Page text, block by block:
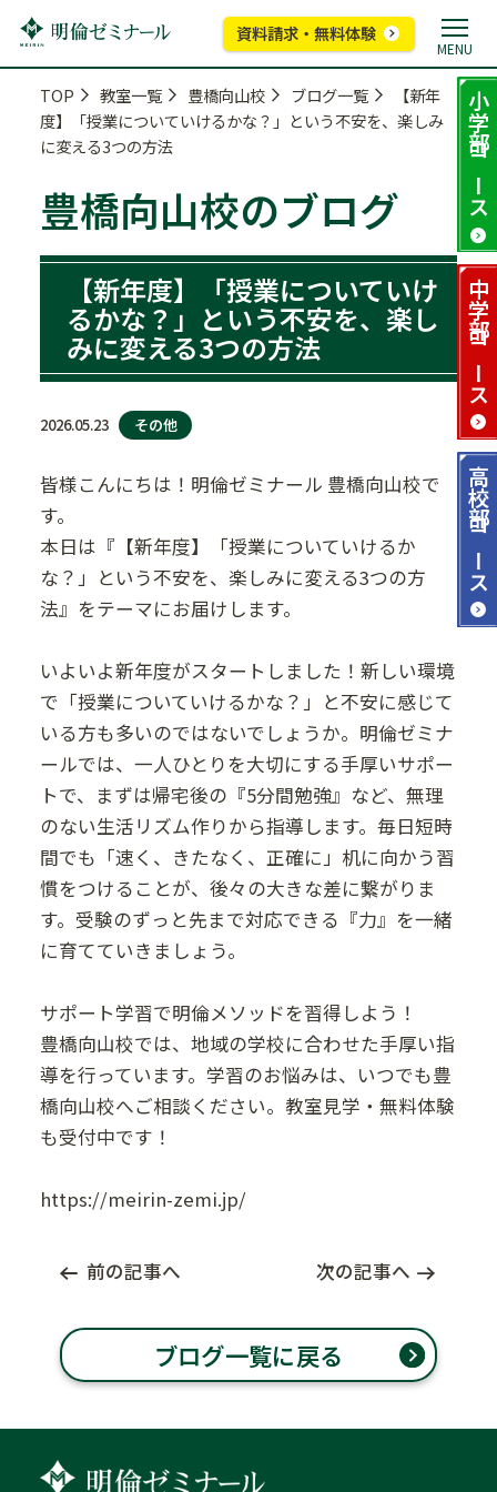
資料請求・無料体験
MENU
小学部
コース
中学部
コース
高校部
コース
TOP 教室一覧 豊橋向山校 ブログ一覧
【新年
度】「授業についていけるかな？」という不安を、楽しみ
に変える3つの方法
豊橋向山校のブログ
【新年度】「授業についていけ
るかな？」という不安を、楽し
みに変える3つの方法
2026.05.23 その他
皆様こんにちは！明倫ゼミナール 豊橋向山校で
す。
本日は『【新年度】「授業についていけるか
な？」という不安を、楽しみに変える3つの方
法』をテーマにお届けします。
いよいよ新年度がスタートしました！新しい環境
で「授業についていけるかな？」と不安に感じて
いる方も多いのではないでしょうか。明倫ゼミナ
ールでは、一人ひとりを大切にする手厚いサポー
トで、まずは帰宅後の『5分間勉強』など、無理
のない生活リズム作りから指導します。毎日短時
間でも「速く、きたなく、正確に」机に向かう習
慣をつけることが、後々の大きな差に繋がりま
す。受験のずっと先まで対応できる『力』を一緒
に育てていきましょう。
サポート学習で明倫メソッドを習得しよう！
豊橋向山校では、地域の学校に合わせた手厚い指
導を行っています。学習のお悩みは、いつでも豊
橋向山校へご相談ください。教室見学・無料体験
も受付中です！
https://meirin-zemi.jp/
前の記事へ 次の記事へ
ブログ一覧に戻る